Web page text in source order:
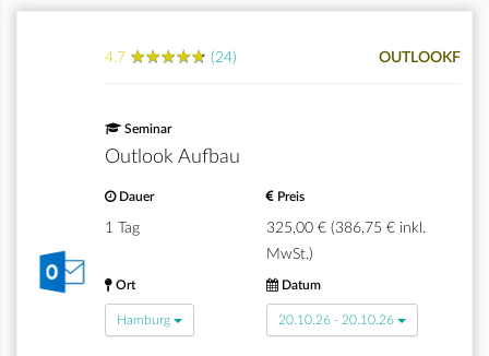
4.7 ★★★★★
★★★★★ (24) OUTLOOKF
Seminar
Outlook Aufbau
Dauer
1 Tag
Preis
325,00 € (386,75 € inkl.
MwSt.)
Ort
Hamburg
Datum
20.10.26 - 20.10.26